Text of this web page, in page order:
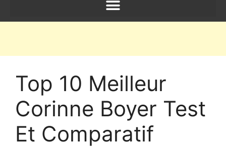
Top 10 Meilleur
Corinne Boyer Test
Et Comparatif